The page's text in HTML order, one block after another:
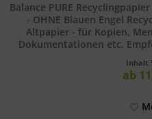
Balance PURE
- OHNE Blauen Engel
Altpapier - für Kopien,
Dokumentationen etc.
Inhalt
ab